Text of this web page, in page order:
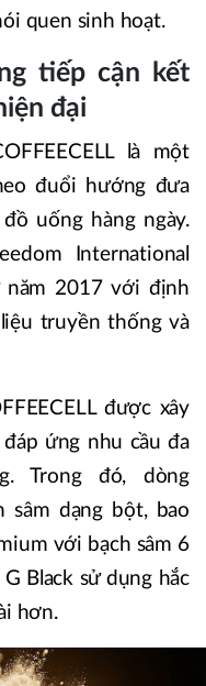
quen sinh hoạt.
tiếp cận kết
đại
là một
đuổi hướng đưa
uống hàng ngày.
International
2017 với định
truyền thống và
được xây
ứng nhu cầu đa
Trong đó, dòng
sâm dạng bột, bao
với bạch sâm 6
Black sử dụng hắc
hơn.